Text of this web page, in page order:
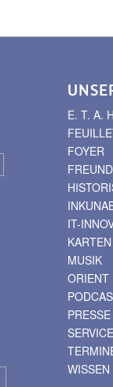
E. T. A.
FOYER
IT-
KARTEN
MUSIK
ORIENT
PRESSE
SERVICE
WISSEN